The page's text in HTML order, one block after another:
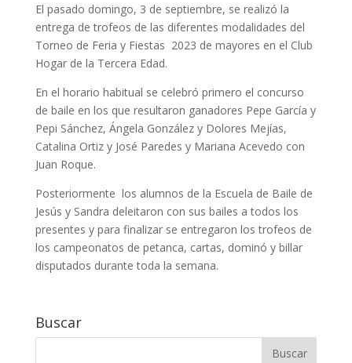
El pasado domingo, 3 de septiembre, se realizó la
entrega de trofeos de las diferentes modalidades del
Torneo de Feria y Fiestas 2023 de mayores en el Club
Hogar de la Tercera Edad.
En el horario habitual se celebró primero el concurso
de baile en los que resultaron ganadores Pepe García y
Pepi Sánchez, Ángela González y Dolores Mejías,
Catalina Ortiz y José Paredes y Mariana Acevedo con
Juan Roque.
Posteriormente los alumnos de la Escuela de Baile de
Jesús y Sandra deleitaron con sus bailes a todos los
presentes y para finalizar se entregaron los trofeos de
los campeonatos de petanca, cartas, dominó y billar
disputados durante toda la semana.
Buscar